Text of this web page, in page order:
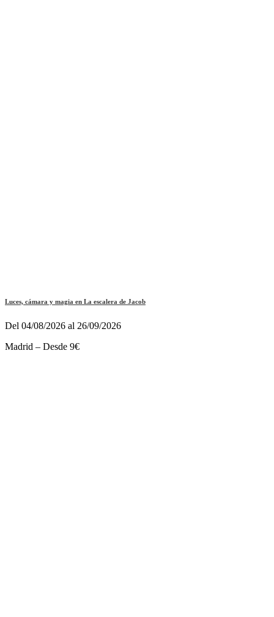
Luces, cámara y magia en La escalera de Jacob
Del 04/08/2026 al 26/09/2026
Madrid – Desde 9€